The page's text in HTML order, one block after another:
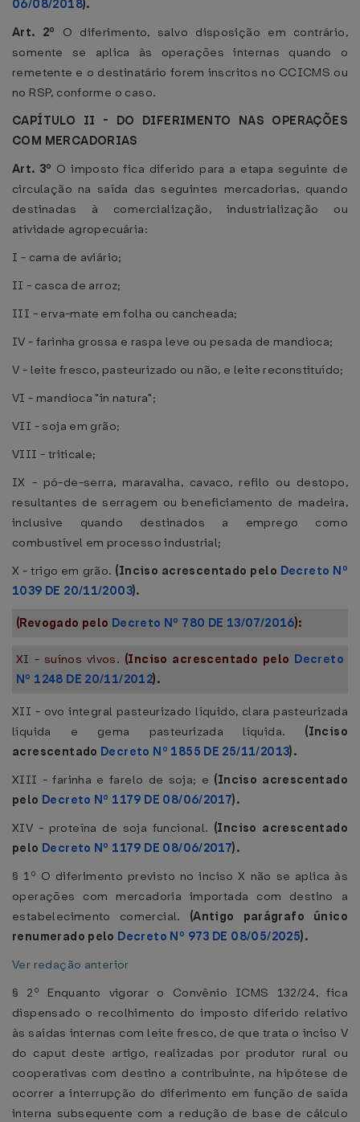
06/08/2018).
Art. 2º O diferimento, salvo disposição em contrário,
somente se aplica às operações internas quando o
remetente e o destinatário forem inscritos no CCICMS ou
no RSP, conforme o caso.
CAPÍTULO II - DO DIFERIMENTO NAS OPERAÇÕES
COM MERCADORIAS
Art. 3º O imposto fica diferido para a etapa seguinte de
circulação na saída das seguintes mercadorias, quando
destinadas à comercialização, industrialização ou
atividade agropecuária:
I - cama de aviário;
II - casca de arroz;
III - erva-mate em folha ou cancheada;
IV - farinha grossa e raspa leve ou pesada de mandioca;
V - leite fresco, pasteurizado ou não, e leite reconstituído;
VI - mandioca "in natura";
VII - soja em grão;
VIII - triticale;
IX - pó-de-serra, maravalha, cavaco, refilo ou destopo,
resultantes de serragem ou beneficiamento de madeira,
inclusive quando destinados a emprego como
combustível em processo industrial;
X - trigo em grão. (Inciso acrescentado pelo Decreto Nº
1039 DE 20/11/2003).
(Revogado pelo Decreto Nº 780 DE 13/07/2016):
XI - suínos vivos. (Inciso acrescentado pelo Decreto
Nº 1248 DE 20/11/2012).
XII - ovo integral pasteurizado líquido, clara pasteurizada
líquida e gema pasteurizada líquida. (Inciso
acrescentado Decreto Nº 1855 DE 25/11/2013).
XIII - farinha e farelo de soja; e (Inciso acrescentado
pelo Decreto Nº 1179 DE 08/06/2017).
XIV - proteína de soja funcional. (Inciso acrescentado
pelo Decreto Nº 1179 DE 08/06/2017).
§ 1º O diferimento previsto no inciso X não se aplica às
operações com mercadoria importada com destino a
estabelecimento comercial. (Antigo parágrafo único
renumerado pelo Decreto Nº 973 DE 08/05/2025).
Ver redação anterior
§ 2º Enquanto vigorar o Convênio ICMS 132/24, fica
dispensado o recolhimento do imposto diferido relativo
às saídas internas com leite fresco, de que trata o inciso V
do caput deste artigo, realizadas por produtor rural ou
cooperativas com destino a contribuinte, na hipótese de
ocorrer a interrupção do diferimento em função de saída
interna subsequente com a redução de base de cálculo